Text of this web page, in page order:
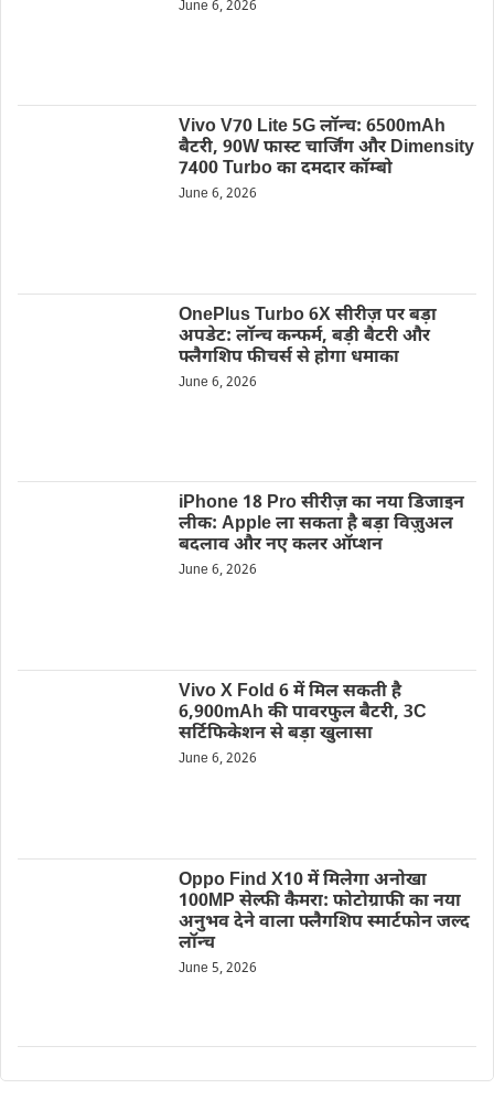
June 6, 2026
Vivo V70 Lite 5G लॉन्च: 6500mAh
बैटरी, 90W फास्ट चार्जिंग और Dimensity
7400 Turbo का दमदार कॉम्बो
June 6, 2026
OnePlus Turbo 6X सीरीज़ पर बड़ा
अपडेट: लॉन्च कन्फर्म, बड़ी बैटरी और
फ्लैगशिप फीचर्स से होगा धमाका
June 6, 2026
iPhone 18 Pro सीरीज़ का नया डिजाइन
लीक: Apple ला सकता है बड़ा विज़ुअल
बदलाव और नए कलर ऑप्शन
June 6, 2026
Vivo X Fold 6 में मिल सकती है
6,900mAh की पावरफुल बैटरी, 3C
सर्टिफिकेशन से बड़ा खुलासा
June 6, 2026
Oppo Find X10 में मिलेगा अनोखा
100MP सेल्फी कैमरा: फोटोग्राफी का नया
अनुभव देने वाला फ्लैगशिप स्मार्टफोन जल्द
लॉन्च
June 5, 2026